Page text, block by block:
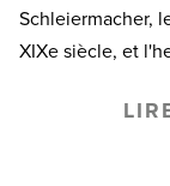
Schleiermacher,
XIXe siècle, et